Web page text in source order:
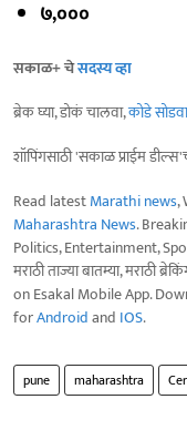
७,०००
सकाळ+ चेसदस्य व्हा
ब्रेक घ्या, डोकं चालवा,कोडे
शॉपिंगसाठी 'सकाळ प्राईम
Read latestMarathi news,
Maharashtra News.
Politics, Entertainment,
मराठी ताज्या बातम्या, मराठी
on Esakal Mobile App.
forAndroidand IOS.
pune maharashtra